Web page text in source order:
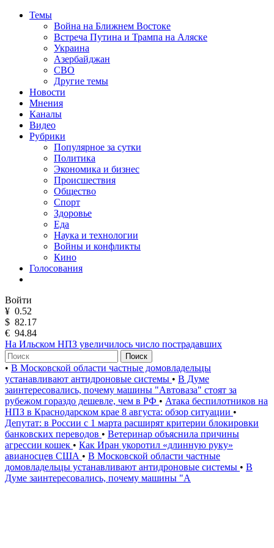
Темы
Война на Ближнем Востоке
Встреча Путина и Трампа на Аляске
Украина
Азербайджан
СВО
Другие темы
Новости
Мнения
Каналы
Видео
Рубрики
Популярное за сутки
Политика
Экономика и бизнес
Происшествия
Общество
Спорт
Здоровье
Еда
Наука и технологии
Войны и конфликты
Кино
Голосования
Войти
¥ 0.52
$ 82.17
€ 94.84
На Ильском НПЗ увеличилось число пострадавших
Поиск
• В Московской области частные домовладельцы
устанавливают антидроновые системы • В Думе
заинтересовались, почему машины "Автоваза" стоят за
рубежом гораздо дешевле, чем в РФ • Атака беспилотников на
НПЗ в Краснодарском крае 8 августа: обзор ситуации •
Депутат: в России с 1 марта расширят критерии блокировки
банковских переводов • Ветеринар объяснила причины
агрессии кошек • Как Иран укоротил «длинную руку»
авианосцев США • В Московской области частные
домовладельцы устанавливают антидроновые системы • В
Думе заинтересовались, почему машины "А